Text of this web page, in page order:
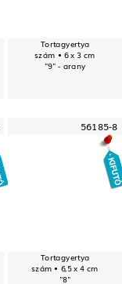
Tortagyertya
szám • 6 x 3 cm
"9" - arany
56185-8
Tortagyertya
szám • 6,5 x 4 cm
"8"